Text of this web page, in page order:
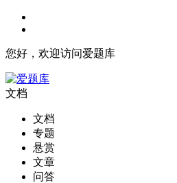
您好，欢迎访问爱题库
文档
文档
专题
悬赏
文章
问答